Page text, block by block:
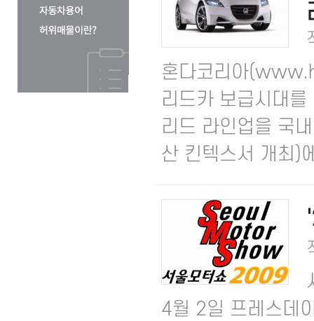
혼다코리아
리드카 보급시대
리드 라인업을 국
산 킨텍스서 개최)
4월 2일 프레스데